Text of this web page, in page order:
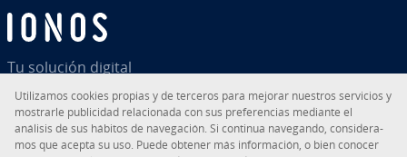
Tu solución digital
Uti­li­za­mos cookies propias y de terceros para mejorar nuestros servicios y
mostrarle pu­bli­ci­dad re­la­cio­na­da con sus pre­fe­re­n­cias mediante el
análisis de sus hábitos de na­ve­ga­ción. Si continua navegando, co­n­si­de­ra­
mos que acepta su uso. Puede obtener más in­fo­r­ma­ción, o bien conocer